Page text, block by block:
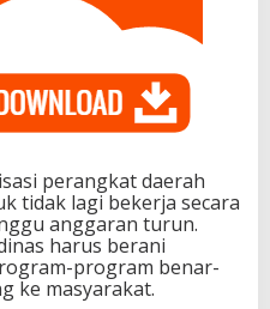
perangkat daerah
tidak lagi bekerja secara
anggaran turun.
harus berani
program benar-
ke masyarakat.